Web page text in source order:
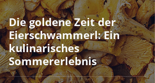
Die goldene Zeit der
Eierschwammerl: Ein
kulinarisches
Sommererlebnis